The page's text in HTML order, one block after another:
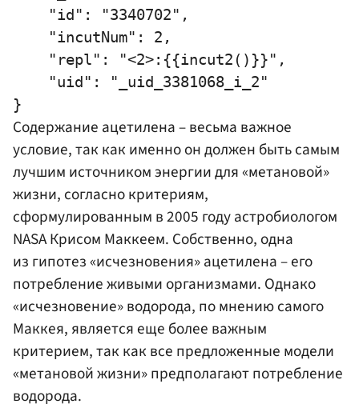
    "id": "3340702",
    "incutNum": 2,
    "repl": "<2>:{{incut2()}}",
    "uid": "_uid_3381068_i_2"
Содержание ацетилена – весьма важное
условие, так как именно он должен быть самым
лучшим источником энергии для «метановой»
жизни, согласно критериям,
сформулированным в 2005 году астробиологом
NASA Крисом Маккеем. Собственно, одна
из гипотез «исчезновения» ацетилена – его
потребление живыми организмами. Однако
«исчезновение» водорода, по мнению самого
Маккея, является еще более важным
критерием, так как все предложенные модели
«метановой жизни» предполагают потребление
водорода.